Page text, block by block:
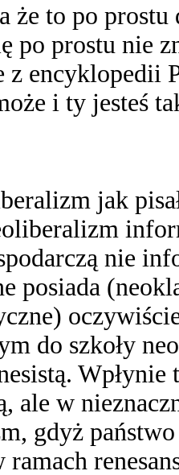
to po prostu
po prostu nie
z encyklopedii
i ty jesteś
jak
nie
posiada
do szkoły
ale w
gdyż
ramach